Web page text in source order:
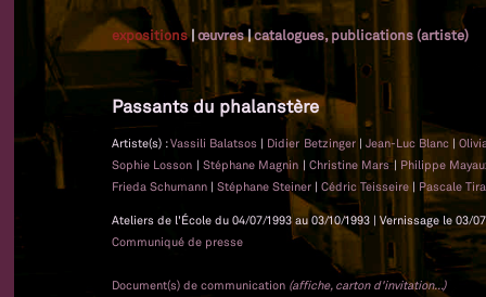
expositions|œuvres|catalogues, publications (artiste)
Passants du phalanstère
Artiste(s) :Vassili Balatsos | Didier Betzinger | Jean-Luc Blanc |
Sophie Losson | Stéphane Magnin | Christine Mars| Philippe
Frieda Schumann | Stéphane Steiner | Cédric Teisseire | Pascale
Ateliers de l'École du 04/07/1993 au 03/10/1993 | Vernissage le 03/
Communiqué de presse
Document(s) de communication (affiche, carton d'invitation...)